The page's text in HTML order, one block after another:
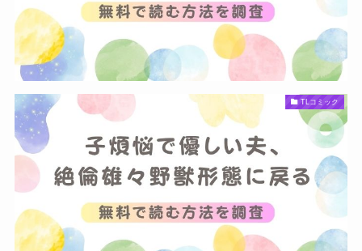
TLコミック